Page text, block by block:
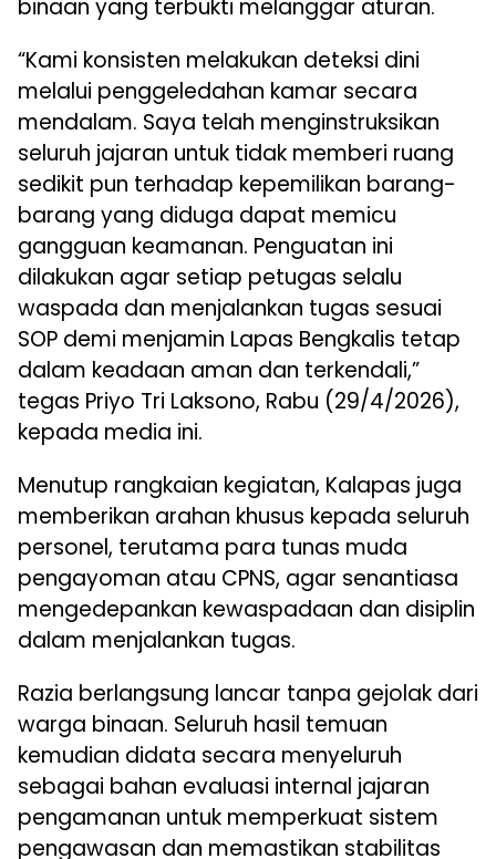
binaan yang terbukti melanggar aturan.
“Kami konsisten melakukan deteksi dini
melalui penggeledahan kamar secara
mendalam. Saya telah menginstruksikan
seluruh jajaran untuk tidak memberi ruang
sedikit pun terhadap kepemilikan barang-
barang yang diduga dapat memicu
gangguan keamanan. Penguatan ini
dilakukan agar setiap petugas selalu
waspada dan menjalankan tugas sesuai
SOP demi menjamin Lapas Bengkalis tetap
dalam keadaan aman dan terkendali,”
tegas Priyo Tri Laksono, Rabu (29/4/2026),
kepada media ini.
Menutup rangkaian kegiatan, Kalapas juga
memberikan arahan khusus kepada seluruh
personel, terutama para tunas muda
pengayoman atau CPNS, agar senantiasa
mengedepankan kewaspadaan dan disiplin
dalam menjalankan tugas.
Razia berlangsung lancar tanpa gejolak dari
warga binaan. Seluruh hasil temuan
kemudian didata secara menyeluruh
sebagai bahan evaluasi internal jajaran
pengamanan untuk memperkuat sistem
pengawasan dan memastikan stabilitas